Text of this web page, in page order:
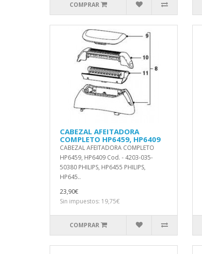
COMPRAR
CABEZAL AFEITADORA
COMPLETO HP6459, HP6409
CABEZAL AFEITADORA COMPLETO
HP6459, HP6409 Cod. - 4203-035-
50380 PHILIPS, HP6455 PHILIPS,
HP645..
23,90€
Sin impuestos: 19,75€
COMPRAR